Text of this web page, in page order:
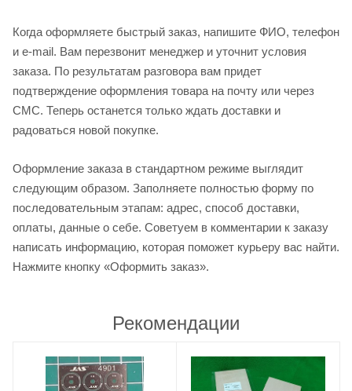
Когда оформляете быстрый заказ, напишите ФИО, телефон
и e-mail. Вам перезвонит менеджер и уточнит условия
заказа. По результатам разговора вам придет
подтверждение оформления товара на почту или через
СМС. Теперь останется только ждать доставки и
радоваться новой покупке.
Оформление заказа в стандартном режиме выглядит
следующим образом. Заполняете полностью форму по
последовательным этапам: адрес, способ доставки,
оплаты, данные о себе. Советуем в комментарии к заказу
написать информацию, которая поможет курьеру вас найти.
Нажмите кнопку «Оформить заказ».
Рекомендации